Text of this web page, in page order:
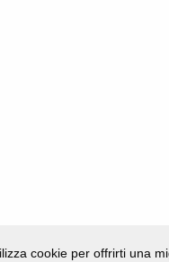
cookie per offrirti una